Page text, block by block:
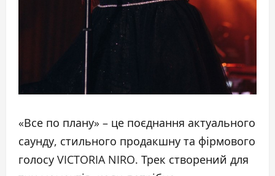
«Все по плану» – це поєднання актуального
саунду, стильного продакшну та фірмового
голосу VICTORIA NIRO. Трек створений для